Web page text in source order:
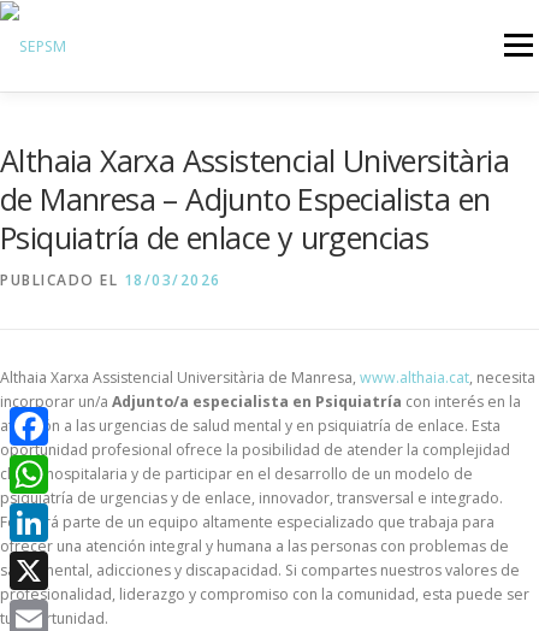
Menú
Sobre la SEPSM
Psiquiatras y residentes
Comunicación
Althaia Xarxa Assistencial Universitària
de Manresa – Adjunto Especialista en
Psiquiatría de enlace y urgencias
PUBLICADO EL 18/03/2026
Althaia Xarxa Assistencial Universitària de Manresa, www.althaia.cat, necesita
incorporar un/a Adjunto/a especialista en Psiquiatría con interés en la
atención a las urgencias de salud mental y en psiquiatría de enlace. Esta
oportunidad profesional ofrece la posibilidad de atender la complejidad
clínica hospitalaria y de participar en el desarrollo de un modelo de
psiquiatría de urgencias y de enlace, innovador, transversal e integrado.
Formará parte de un equipo altamente especializado que trabaja para
ofrecer una atención integral y humana a las personas con problemas de
salud mental, adicciones y discapacidad. Si compartes nuestros valores de
profesionalidad, liderazgo y compromiso con la comunidad, esta puede ser
tu oportunidad.
Facebook
WhatsApp
LinkedIn
X